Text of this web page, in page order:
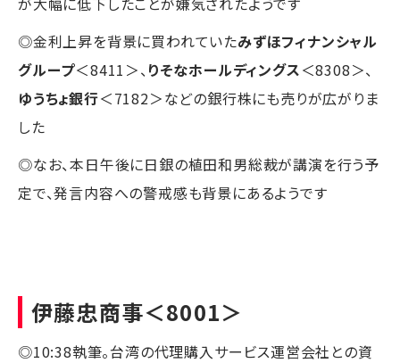
◎金利上昇を背景に買われていたみずほフィナンシャル
グループ＜8411＞、 りそなホールディングス＜8308＞、
ゆうちょ銀行＜7182＞などの銀行株にも売りが広がりま
した
◎なお、本日午後に日銀の植田和男総裁が講演を行う予
定で、発言内容への警戒感も背景にあるようです
伊藤忠商事＜8001＞
◎10:38執筆。台湾の代理購入サービス運営会社との資